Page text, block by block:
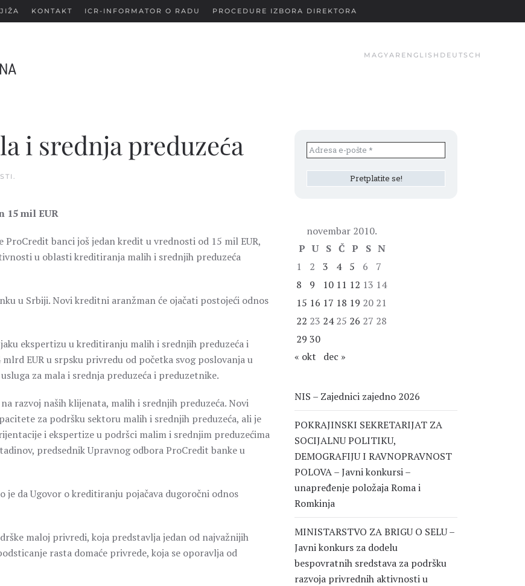
KONTAKT ICR-INFORMATOR O RADU PROCEDURE IZBORA DIREKTORA
MAGYAR ENGLISH DEUTSCH
i srednja preduzeća
.
15 mil EUR
ProCredit banci još jedan kredit u vrednosti od 15 mil EUR,
u oblasti kreditiranja malih i srednjih preduzeća
u Srbiji. Novi kreditni aranžman će ojačati postojeći odnos
ekspertizu u kreditiranju malih i srednjih preduzeća i
EUR u srpsku privredu od početka svog poslovanja u
za mala i srednja preduzeća i preduzetnike.
razvoj naših klijenata, malih i srednjih preduzeća. Novi
za podršku sektoru malih i srednjih preduzeća, ali je
i ekspertize u podršci malim i srednjim preduzećima
predsednik Upravnog odbora ProCredit banke u
je da Ugovor o kreditiranju pojačava dugoročni odnos
maloj privredi, koja predstavlja jedan od najvažnijih
rasta domaće privrede, koja se oporavlja od
novembar 2010.
P U S Č P S N
1
2 3 4 5 6
7
8
9 10 11 12 13 14
15 16 17 18 19 20 21
22 23 24 25 26 27 28
29 30
« okt
dec »
NIS – Zajednici zajedno 2026
POKRAJINSKI SEKRETARIJAT ZA
SOCIJALNU POLITIKU,
DEMOGRAFIJU I RAVNOPRAVNOST
POLOVA – Javni konkursi –
unapređenje položaja Roma i
Romkinja
MINISTARSTVO ZA BRIGU O SELU –
Javni konkurs za dodelu
bespovratnih sredstava za podršku
razvoja privrednih aktivnosti u